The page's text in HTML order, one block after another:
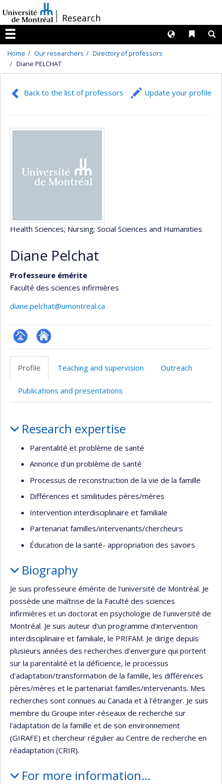
au
contenu
/Research
Menu
Liens
Langues
Home Our researchers
Directory of professors
Diane PELCHAT
Back to the list of professors Update your profile
Health Sciences; Nursing; Social Sciences and Humanities
Diane Pelchat
Professeure émérite
Faculté des sciences infirmières
diane.pelchat@umontreal.ca
Page
professionnelle
(faculté,département,école)
Autre
Profile Teaching and supervision Outreach
Publications and presentations
Research expertise
Parentalité et problème de santé
Annonce d’un problème de santé
Processus de reconstruction de la vie de la famille
Différences et similitudes pères/mères
Intervention interdisciplinaire et familiale
Partenariat familles/intervenants/chercheurs
Éducation de la santé- appropriation des savoirs
Biography
Je suis professeure émérite de l'université de Montréal. Je
possède une maîtrise de la Faculté des sciences
infirmières et un doctorat en psychologie de l'université de
Montréal. Je suis auteur d'un programme d'intervention
interdisciplinaire et familiale, le PRIFAM. Je dirige depuis
plusieurs années des recherches d'envergure qui portent
sur la parentalité et la déficience, le processus
d'adaptation/transformation de la famille, les différences
pères/mères et le partenariat familles/intervenants. Mes
recherches sont connues au Canada et à l'étranger. Je suis
membre du Groupe inter-réseaux de recherche sur
l'adaptation de la famille et de son environnement
(GIRAFE) et chercheur régulier au Centre de recherche en
réadaptation (CRIR).
For more information…